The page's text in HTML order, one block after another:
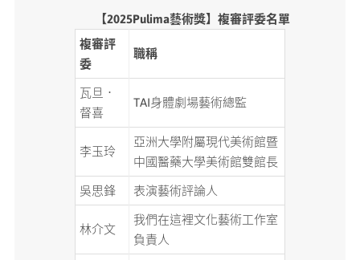
【2025Pulima藝術獎】複審評委名單
複審評
委
職稱
瓦旦．
督喜
TAI身體劇場藝術總監
李玉玲
亞洲大學附屬現代美術館暨
中國醫藥大學美術館雙館長
吳思鋒 表演藝術評論人
林介文
我們在這裡文化藝術工作室
負責人